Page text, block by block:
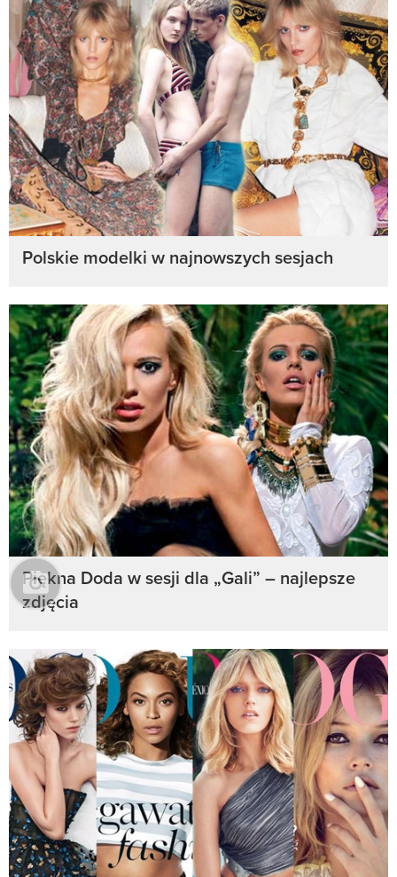
Polskie modelki w najnowszych sesjach
Piękna Doda w sesji dla „Gali” – najlepsze
zdjęcia